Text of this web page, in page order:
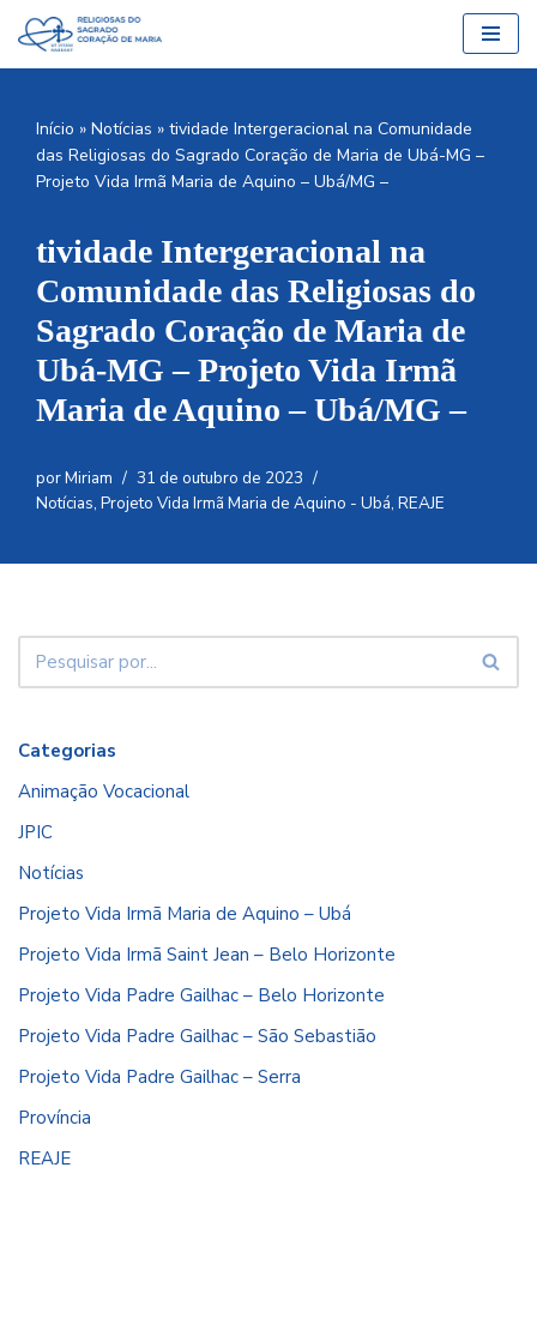
Pular
conteúdo
Início » Notícias » tividade Intergeracional na Comunidade
das Religiosas do Sagrado Coração de Maria de Ubá-MG –
Projeto Vida Irmã Maria de Aquino – Ubá/MG –
tividade Intergeracional na
Comunidade das Religiosas do
Sagrado Coração de Maria de
Ubá-MG – Projeto Vida Irmã
Maria de Aquino – Ubá/MG –
porMiriam
31 de outubro de 2023
Notícias, Projeto Vida Irmã Maria de Aquino - Ubá, REAJE
Categorias
Animação Vocacional
JPIC
Notícias
Projeto Vida Irmã Maria de Aquino – Ubá
Projeto Vida Irmã Saint Jean – Belo Horizonte
Projeto Vida Padre Gailhac – Belo Horizonte
Projeto Vida Padre Gailhac – São Sebastião
Projeto Vida Padre Gailhac – Serra
Província
REAJE